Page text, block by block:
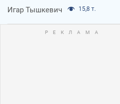
Игар Тышкевич 15,8 т.